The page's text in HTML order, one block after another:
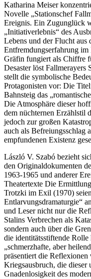
Katharina Meiser
Novelle „Stationschef
Ereignis. Ein Zugunglück
„Initiativerlebnis“ des
Lebens und der Flucht aus
Entfremdungserfahrung
Gräfin fungiert als Chiffre
Desaster löst Fallmerayers
stellt die symbolische
Protagonisten vor: Die
Bahnsteig das
Die Atmosphäre dieser
dem nüchternen Erzählstil
jedoch zur großen
auch als Befreiungsschlag
empfundenen Existenz
László V. Szabó bezieht
den Originaldokumenten
1963-1965 und anderer
Theatertexte Die Ermittlung
Trotzki im Exil (1970)
Entlarvungsdramaturgie“
und Leser nicht nur die
Stalins Verbrechen als
sondern auch über die
die identitätsstiftende
„schmerzhafte, aber
präsentiert die
Kriegsausbruch, die
Gnadenlosigkeit des